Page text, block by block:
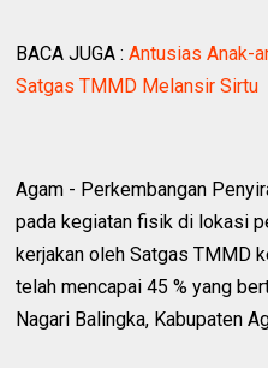
BACA JUGA :Antusias Anak-
Satgas TMMD Melansir Sirtu
Agam - Perkembangan
pada kegiatan fisik di lokasi
kerjakan oleh Satgas TMMD
telah mencapai 45 % yang
Nagari Balingka, Kabupaten